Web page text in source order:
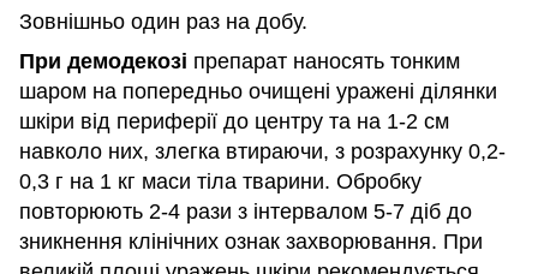
Зовнішньо один раз на добу.
При демодекозі препарат наносять тонким
шаром на попередньо очищені уражені ділянки
шкіри від периферії до центру та на 1-2 см
навколо них, злегка втираючи, з розрахунку 0,2-
0,3 г на 1 кг маси тіла тварини. Обробку
повторюють 2-4 рази з інтервалом 5-7 діб до
зникнення клінічних ознак захворювання. При